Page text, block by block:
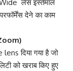
Wide लेंस इस्तेमाल
देने का काम
दिया गया है जो
को खराब किए हुए